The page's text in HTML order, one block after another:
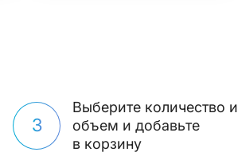
3
Выберите количество и
объем и добавьте
в корзину